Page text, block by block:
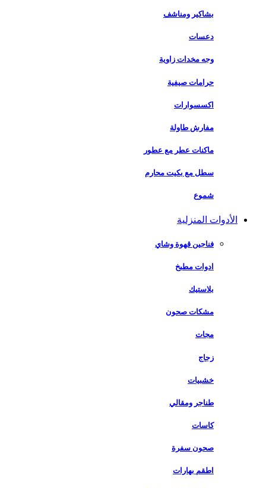
بشاكير ومناشف
دعسات
وجه مخدات زاوية
حرامات صيفية
اكسسوارات
مفارش طاولة
ماكنات عطر مع عطور
سطل مع بكيت محارم
شموع
الأدوات المنزلية
فناجين قهوة وشاي
ادوات مطبخ
بلاستيك
مشكات صحون
مجات
زجاج
خشبيات
طناجر ومقالي
كاسات
صحون سفرة
اطقم بهارات